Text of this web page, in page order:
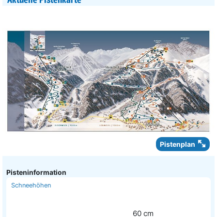
Pistenplan
Pisteninformation
Schneehöhen
60 cm